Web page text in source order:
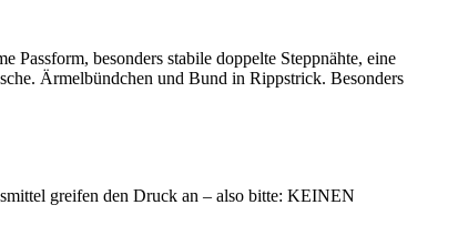
besonders stabile doppelte Steppnähte, eine
Ärmelbündchen und Bund in Rippstrick. Besonders
greifen den Druck an – also bitte: KEINEN